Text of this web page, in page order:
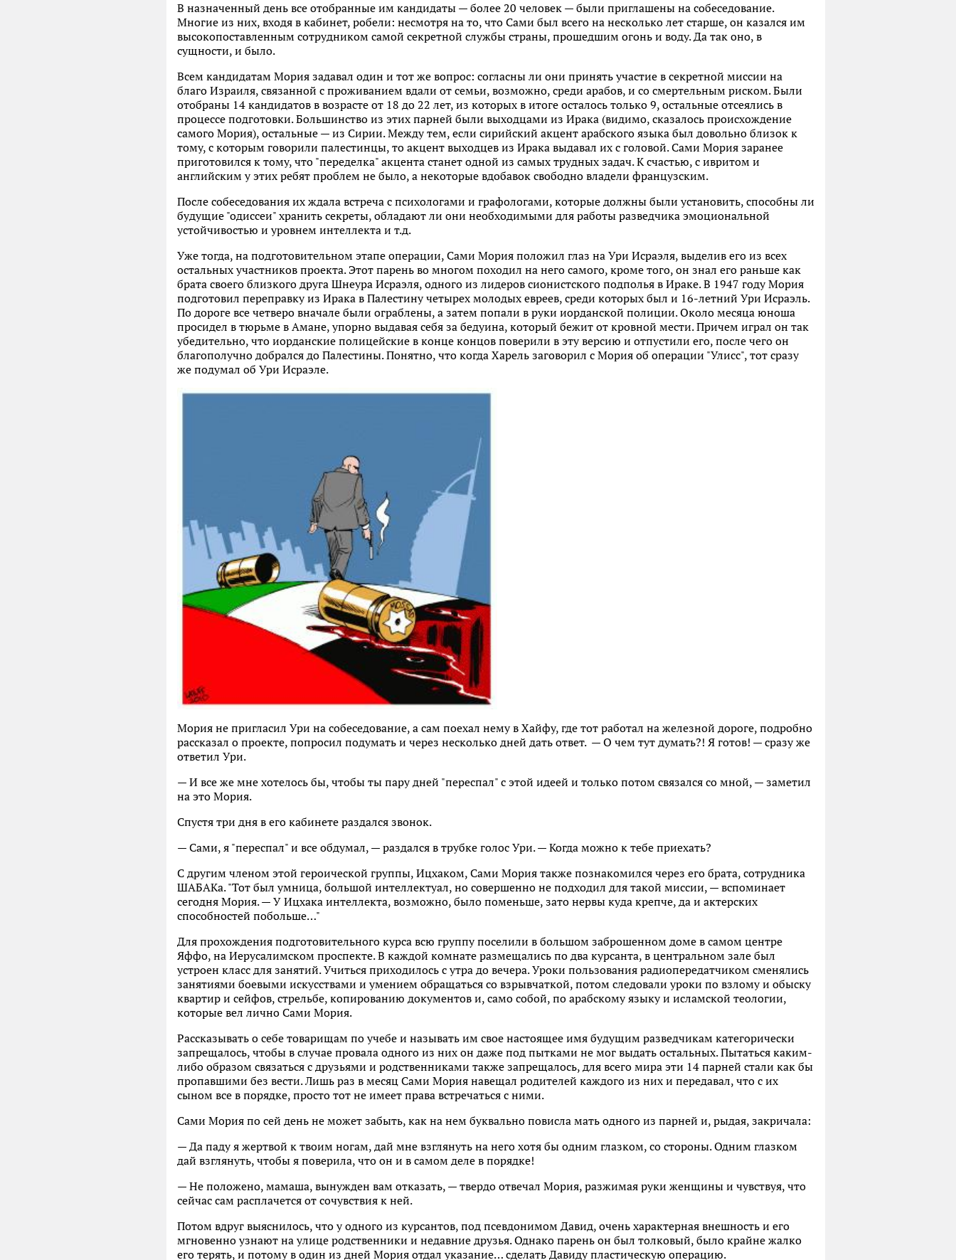
В назначенный день все отобранные им кандидаты — более 20 человек — были приглашены на собеседование.
Многие из них, входя в кабинет, робели: несмотря на то, что Сами был всего на несколько лет старше, он казался им
высокопоставленным сотрудником самой секретной службы страны, прошедшим огонь и воду. Да так оно, в
сущности, и было.
Всем кандидатам Мория задавал один и тот же вопрос: согласны ли они принять участие в секретной миссии на
благо Израиля, связанной с проживанием вдали от семьи, возможно, среди арабов, и со смертельным риском. Были
отобраны 14 кандидатов в возрасте от 18 до 22 лет, из которых в итоге осталось только 9, остальные отсеялись в
процессе подготовки. Большинство из этих парней были выходцами из Ирака (видимо, сказалось происхождение
самого Мория), остальные — из Сирии. Между тем, если сирийский акцент арабского языка был довольно близок к
тому, с которым говорили палестинцы, то акцент выходцев из Ирака выдавал их с головой. Сами Мория заранее
приготовился к тому, что "переделка" акцента станет одной из самых трудных задач. К счастью, с ивритом и
английским у этих ребят проблем не было, а некоторые вдобавок свободно владели французским.
После собеседования их ждала встреча с психологами и графологами, которые должны были установить, способны ли
будущие "одиссеи" хранить секреты, обладают ли они необходимыми для работы разведчика эмоциональной
устойчивостью и уровнем интеллекта и т.д.
Уже тогда, на подготовительном этапе операции, Сами Мория положил глаз на Ури Исраэля, выделив его из всех
остальных участников проекта. Этот парень во многом походил на него самого, кроме того, он знал его раньше как
брата своего близкого друга Шнеура Исраэля, одного из лидеров сионистского подполья в Ираке. В 1947 году Мория
подготовил переправку из Ирака в Палестину четырех молодых евреев, среди которых был и 16-летний Ури Исраэль.
По дороге все четверо вначале были ограблены, а затем попали в руки иорданской полиции. Около месяца юноша
просидел в тюрьме в Амане, упорно выдавая себя за бедуина, который бежит от кровной мести. Причем играл он так
убедительно, что иорданские полицейские в конце концов поверили в эту версию и отпустили его, после чего он
благополучно добрался до Палестины. Понятно, что когда Харель заговорил с Мория об операции "Улисс", тот сразу
же подумал об Ури Исраэле.
Мория не пригласил Ури на собеседование, а сам поехал нему в Хайфу, где тот работал на железной дороге, подробно
рассказал о проекте, попросил подумать и через несколько дней дать ответ. — О чем тут думать?! Я готов! — сразу же
ответил Ури.
— И все же мне хотелось бы, чтобы ты пару дней "переспал" с этой идеей и только потом связался со мной, — заметил
на это Мория.
Спустя три дня в его кабинете раздался звонок.
— Сами, я "переспал" и все обдумал, — раздался в трубке голос Ури. — Когда можно к тебе приехать?
С другим членом этой героической группы, Ицхаком, Сами Мория также познакомился через его брата, сотрудника
ШАБАКа. "Тот был умница, большой интеллектуал, но совершенно не подходил для такой миссии, — вспоминает
сегодня Мория. — У Ицхака интеллекта, возможно, было поменьше, зато нервы куда крепче, да и актерских
способностей побольше…"
Для прохождения подготовительного курса всю группу поселили в большом заброшенном доме в самом центре
Яффо, на Иерусалимском проспекте. В каждой комнате размещались по два курсанта, в центральном зале был
устроен класс для занятий. Учиться приходилось с утра до вечера. Уроки пользования радиопередатчиком сменялись
занятиями боевыми искусствами и умением обращаться со взрывчаткой, потом следовали уроки по взлому и обыску
квартир и сейфов, стрельбе, копированию документов и, само собой, по арабскому языку и исламской теологии,
которые вел лично Сами Мория.
Рассказывать о себе товарищам по учебе и называть им свое настоящее имя будущим разведчикам категорически
запрещалось, чтобы в случае провала одного из них он даже под пытками не мог выдать остальных. Пытаться каким-
либо образом связаться с друзьями и родственниками также запрещалось, для всего мира эти 14 парней стали как бы
пропавшими без вести. Лишь раз в месяц Сами Мория навещал родителей каждого из них и передавал, что с их
сыном все в порядке, просто тот не имеет права встречаться с ними.
Сами Мория по сей день не может забыть, как на нем буквально повисла мать одного из парней и, рыдая, закричала:
— Да паду я жертвой к твоим ногам, дай мне взглянуть на него хотя бы одним глазком, со стороны. Одним глазком
дай взглянуть, чтобы я поверила, что он и в самом деле в порядке!
— Не положено, мамаша, вынужден вам отказать, — твердо отвечал Мория, разжимая руки женщины и чувствуя, что
сейчас сам расплачется от сочувствия к ней.
Потом вдруг выяснилось, что у одного из курсантов, под псевдонимом Давид, очень характерная внешность и его
мгновенно узнают на улице родственники и недавние друзья. Однако парень он был толковый, было крайне жалко
его терять, и потому в один из дней Мория отдал указание… сделать Давиду пластическую операцию.